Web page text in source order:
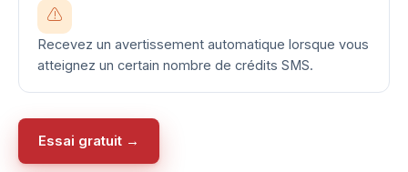
Recevez un avertissement automatique lorsque vous
atteignez un certain nombre de crédits SMS.
Essai gratuit →